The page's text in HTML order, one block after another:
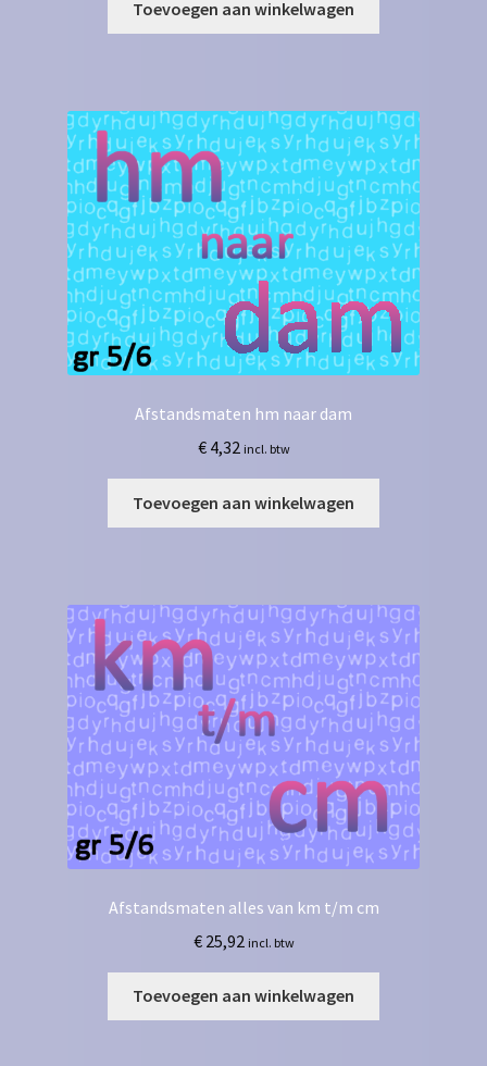
Toevoegen aan winkelwagen
Afstandsmaten hm naar dam
€4,32 incl. btw
Toevoegen aan winkelwagen
Afstandsmaten alles van km t/m cm
€25,92 incl. btw
Toevoegen aan winkelwagen